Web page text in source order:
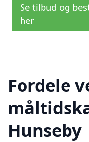
Se tilbud og
her
Fordele
Hunseby